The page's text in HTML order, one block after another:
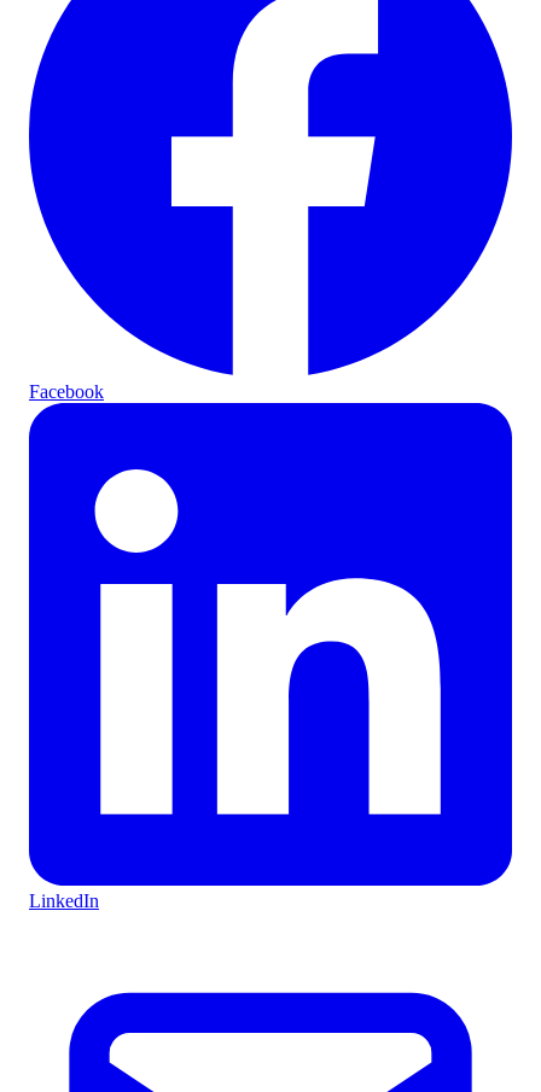
Facebook
LinkedIn